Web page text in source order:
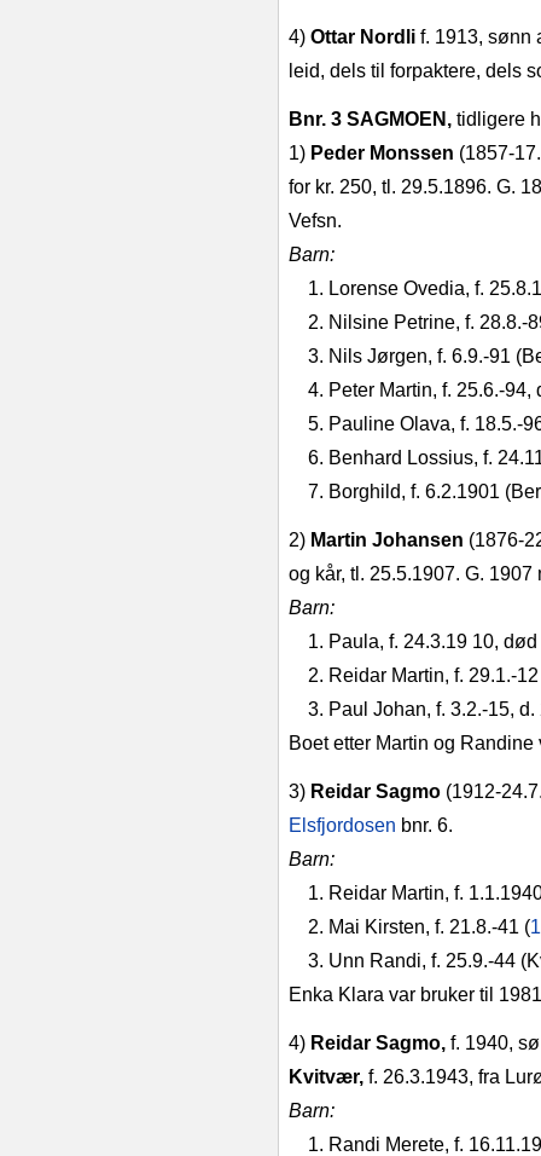
4) Ottar Nordli f. 1913, sønn
leid, dels til forpaktere, dels
Bnr. 3 SAGMOEN, tidligere
1) Peder Monssen
for kr. 250, tl. 29.5.1896. G.
Vefsn.
Barn:
1. Lorense Ovedia, f.
2. Nilsine Petrine, f.
3. Nils Jørgen, f. 6.9.‑91
4. Peter Martin, f. 25.6.‑94,
5. Pauline Olava, f.
6. Benhard Lossius, f.
7. Borghild, f. 6.2.1901
2) Martin Johansen
og kår, tl. 25.5.1907. G. 1907
Barn:
1. Paula, f. 24.3.19 10,
2. Reidar Martin, f.
3. Paul Johan, f. 3.2.‑15, d.
Boet etter Martin og Randine
3) Reidar Sagmo
Els­fjordosen bnr. 6.
Barn:
1. Reidar Martin, f.
2. Mai Kirsten, f. 21.8.‑41 (
3. Unn Randi, f. 25.9.‑44
Enka Klara var bruker til
4) Reidar Sagmo, f. 1940,
Kvitvær, f. 26.3.1943, fra
Barn:
1. Randi Merete, f.